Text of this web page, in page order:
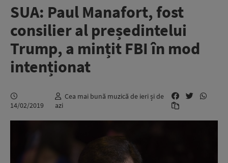
SUA: Paul Manafort, fost
consilier al președintelui
Trump, a mințit FBI în mod
intenționat
14/02/2019
Cea mai bună muzică de ieri și de
azi